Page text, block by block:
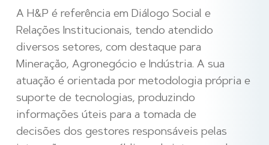
A H&P é referência em Diálogo Social e
Relações Institucionais, tendo atendido
diversos setores, com destaque para
Mineração, Agronegócio e Indústria. A sua
atuação é orientada por metodologia própria e
suporte de tecnologias, produzindo
informações úteis para a tomada de
decisões dos gestores responsáveis pelas